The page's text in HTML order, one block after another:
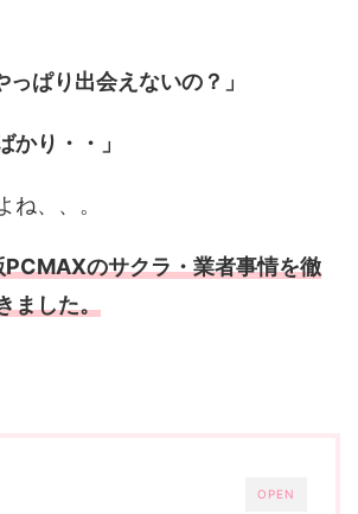
っぱり出会えないの？」
かり・・」
ね、、。
のサクラ・業者事情を徹
ました。
OPEN